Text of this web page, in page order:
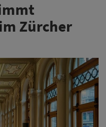
Zürcher